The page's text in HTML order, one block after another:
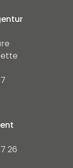
26